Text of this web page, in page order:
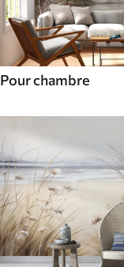
Pour chambre